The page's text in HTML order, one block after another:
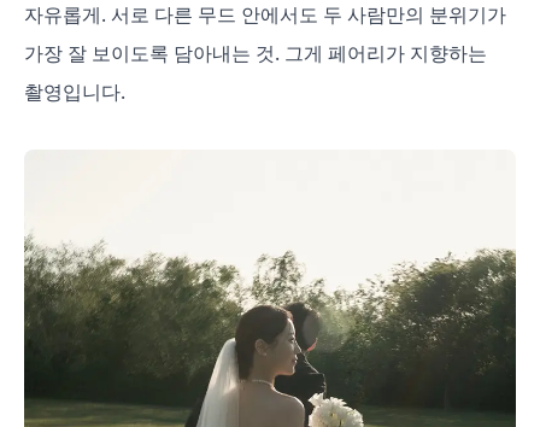
자유롭게. 서로 다른 무드 안에서도 두 사람만의 분위기가
가장 잘 보이도록 담아내는 것. 그게 페어리가 지향하는
촬영입니다.